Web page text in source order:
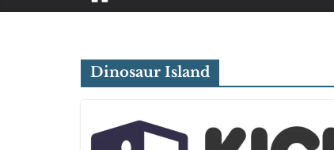
Dinosaur Island